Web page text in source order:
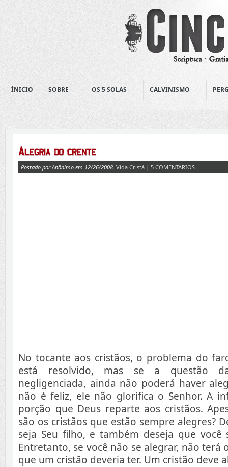
ÍNICIO SOBRE OS 5 SOLAS CALVINISMO
Postado por Anônimo em 12/26/2008. Vida Cristã | 5 COMENTÁRIOS
No tocante aos cristãos, o problema do
está resolvido, mas se a questão
negligenciada, ainda não poderá haver
não é feliz, ele não glorifica o Senhor. A
porção que Deus reparte aos cristãos.
são os cristãos que estão sempre alegres?
seja Seu filho, e também deseja que você
Entretanto, se você não se alegrar, não terá
que um cristão deveria ter. Um cristão deve